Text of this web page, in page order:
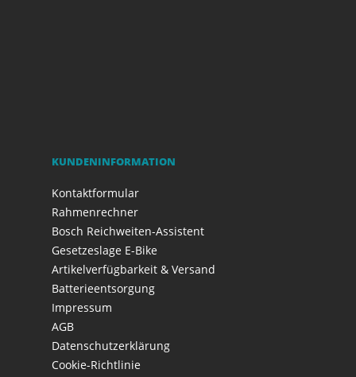
KUNDENINFORMATION
Kontaktformular
Rahmenrechner
Bosch Reichweiten-Assistent
Gesetzeslage E-Bike
Artikelverfügbarkeit & Versand
Batterieentsorgung
Impressum
AGB
Datenschutzerklärung
Cookie-Richtlinie